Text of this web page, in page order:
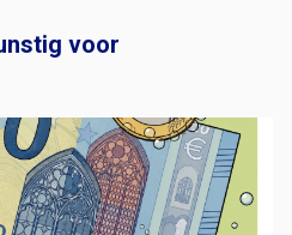
voor